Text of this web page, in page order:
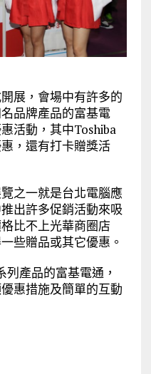
展，會場中有許多的
品牌產品的富基電
活動，其中Toshiba
，還有打卡贈獎活
之一就是台北電腦應
出許多促銷活動來吸
比不上光華商圈店
些贈品或其它優惠。
產品的富基電通，
惠措施及簡單的互動